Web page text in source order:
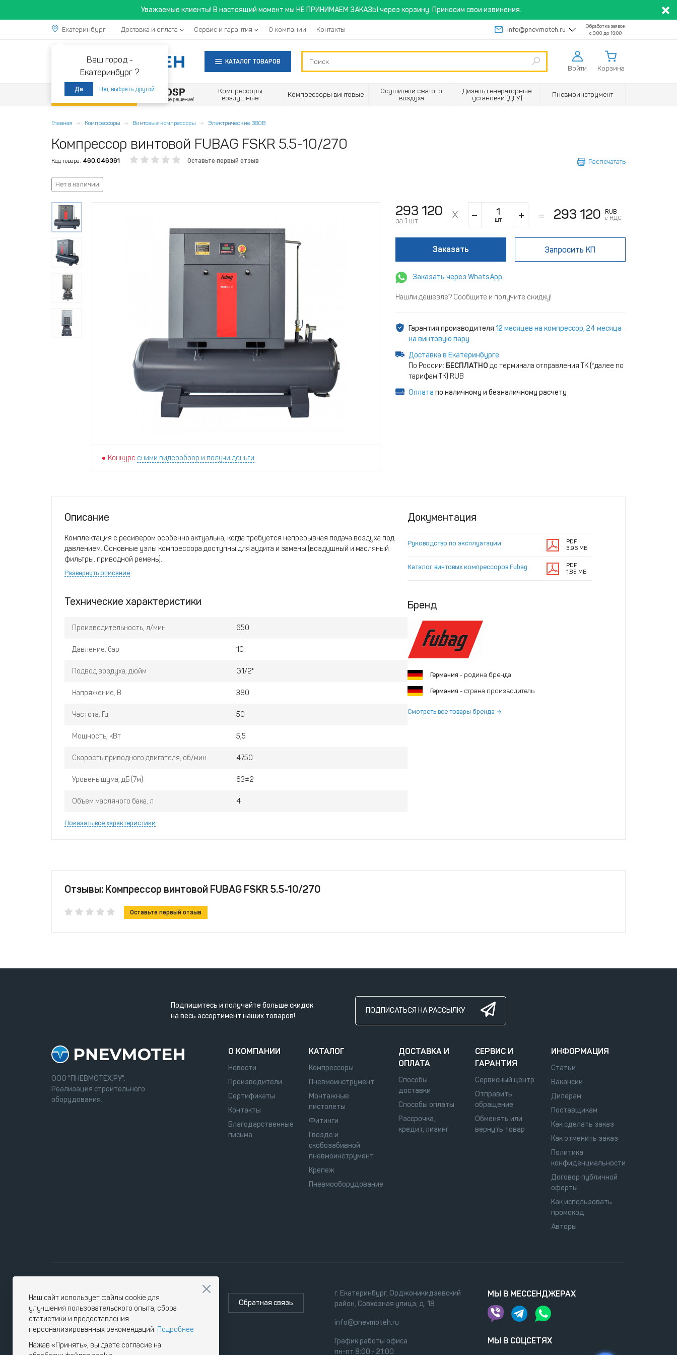
Уважаемые клиенты! В настоящий момент мы НЕ ПРИНИМАЕМ ЗАКАЗЫ через корзину. Приносим свои извинения.
Екатеринбург
Ваш город -
Екатеринбург ?
Да Нет, выбрать другой
Доставка и оплата Сервис и гарантия О компании Контакты info@pnevmoteh.ru
Обработка заявок
с 9:00 до 18:00
КАТАЛОГ ТОВАРОВ
Войти Корзина
Акции
Компрессоры
воздушные
Компрессоры винтовые
Осушители сжатого
воздуха
Дизель генераторные
установки (ДГУ)
Пневмоинструмент
Главная Компрессоры Винтовые компрессоры Электрические 380В
Компрессор винтовой FUBAG FSKR 5.5-10/270
Код товара: 460.046361 Оставьте первый отзыв Распечатать
Нет в наличии
Конкурс сними видеообзор и получи деньги
293 120
за 1 шт. шт 293 120
RUB
с НДС
Заказать Запросить КП
Заказать через WhatsApp
Нашли дешевле? Сообщите и получите скидку!
Гарантия производителя 12 месяцев на компрессор, 24 месяца
на винтовую пару
Доставка в Екатеринбурге:
По России: БЕСПЛАТНО до терминала отправления ТК (*далее по
тарифам ТК) RUB
Оплата по наличному и безналичному расчету
Описание
Комплектация с ресивером особенно актуальна, когда требуется непрерывная подача воздуха под
давлением. Основные узлы компрессора доступны для аудита и замены (воздушный и масляный
фильтры, приводной ремень).
Преимущества компрессора:
• Пуск звезда-треугольник.
• Электрический вентилятор.
• Радиатор охлаждения.
Развернуть описание
Технические характеристики
Производительность, л/мин 650
Давление, бар 10
Подвод воздуха, дюйм G1/2"
Напряжение, В 380
Частота, Гц 50
Мощность, кВт 5,5
Скорость приводного двигателя, об/мин 4750
Уровень шума, дБ (7м) 63±2
Объем масляного бака, л 4
Показать все характеристики
Документация
Руководство по эксплуатации
PDF
3.96 МБ
Каталог винтовых компрессоров Fubag
PDF
1.85 МБ
Бренд
Германия - родина бренда
Германия - страна производитель
Смотреть все товары бренда
Отзывы: Компрессор винтовой FUBAG FSKR 5.5-10/270
Оставьте первый отзыв
Подпишитесь и получайте больше скидок
на весь ассортимент наших товаров!
ПОДПИСАТЬСЯ НА РАССЫЛКУ
ООО "ПНЕВМОТЕХ.РУ".
Реализация строительного
оборудования.
О КОМПАНИИ
Новости
Производители
Сертификаты
Контакты
Благодарственные
письма
КАТАЛОГ
Компрессоры
Пневмоинструмент
Монтажные
пистолеты
Фитинги
Гвозде и
скобозабивной
пневмоинструмент
Крепеж
Пневмооборудование
ДОСТАВКА И
ОПЛАТА
Способы
доставки
Способы оплаты
Рассрочка,
кредит, лизинг
СЕРВИС И
ГАРАНТИЯ
Сервисный центр
Отправить
обращение
Обменять или
вернуть товар
ИНФОРМАЦИЯ
Статьи
Вакансии
Дилерам
Поставщикам
Как сделать заказ
Как отменить заказ
Политика
конфиденциальности
Договор публичной
оферты
Как использовать
промокод
Авторы
Обратная связь
г. Екатеринбург, Орджоникидзевский
район, Совхозная улица, д. 18
info@pnevmoteh.ru
График работы офиса
пн-пт 8:00 - 21:00
МЫ В МЕССЕНДЖЕРАХ
МЫ В СОЦСЕТЯХ
Наш сайт использует файлы cookie для
улучшения пользовательского опыта, сбора
статистики и предоставления
персонализированных рекомендаций. Подробнее
Нажав «Принять», вы даете согласие на